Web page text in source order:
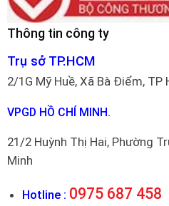
Thông tin công ty
Trụ sở TP.HCM
2/1G Mỹ Huề, Xã Bà Điểm, TP
VPGD HỒ CHÍ MINH.
21/2 Huỳnh Thị Hai, Phường
Minh
Hotline : 0975 687 458